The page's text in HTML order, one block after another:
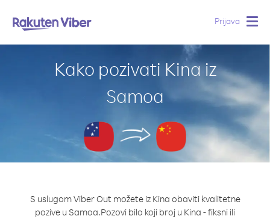
Prijava
Kako pozivati Kina iz
Samoa
S uslugom Viber Out možete iz Kina obaviti kvalitetne
pozive u Samoa.Pozovi bilo koji broj u Kina - fiksni ili